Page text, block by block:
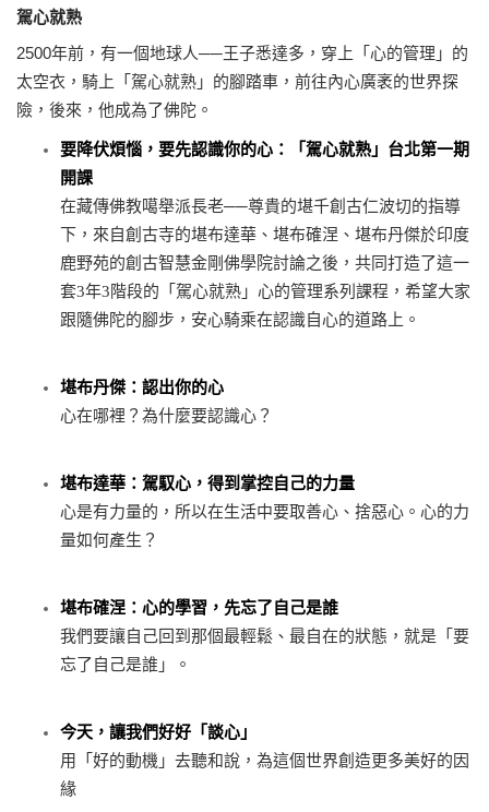
駕心就熟
2500年前，有一個地球人──王子悉達多，穿上「心的管理」的
太空衣，騎上「駕心就熟」的腳踏車，前往內心廣袤的世界探
險，後來，他成為了佛陀。
要降伏煩惱，要先認識你的心：「駕心就熟」台北第一期
開課
在藏傳佛教噶舉派長老──尊貴的堪千創古仁波切的指導
下，來自創古寺的堪布達華、堪布確涅、堪布丹傑於印度
鹿野苑的創古智慧金剛佛學院討論之後，共同打造了這一
套3年3階段的「駕心就熟」心的管理系列課程，希望大家
跟隨佛陀的腳步，安心騎乘在認識自心的道路上。
堪布丹傑：認出你的心
心在哪裡？為什麼要認識心？
堪布達華：駕馭心，得到掌控自己的力量
心是有力量的，所以在生活中要取善心、捨惡心。心的力
量如何產生？
堪布確涅：心的學習，先忘了自己是誰
我們要讓自己回到那個最輕鬆、最自在的狀態，就是「要
忘了自己是誰」。
今天，讓我們好好「談心」
用「好的動機」去聽和說，為這個世界創造更多美好的因
緣